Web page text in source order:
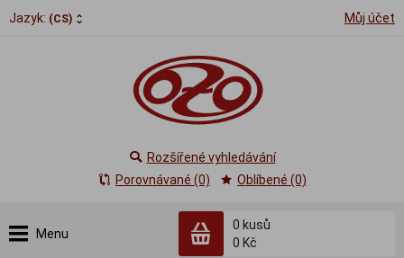
Jazyk: (CS) Můj účet
Menu
0 kusů
0 Kč
Rozšířené vyhledávání
Porovnávané (0)
Oblíbené (0)